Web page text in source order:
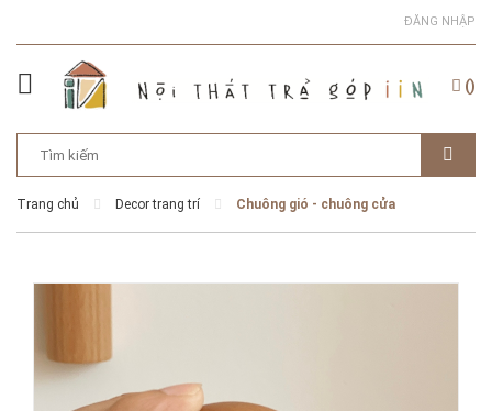
ĐĂNG NHẬP
()
Trang chủ Decor trang trí Chuông gió - chuông cửa